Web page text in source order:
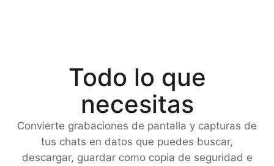
Todo lo que
necesitas
Convierte grabaciones de pantalla y capturas de
tus chats en datos que puedes buscar,
descargar, guardar como copia de seguridad e